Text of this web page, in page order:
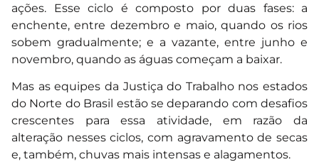
ações. Esse ciclo é composto por duas fases: a
enchente, entre dezembro e maio, quando os rios
sobem gradualmente; e a vazante, entre junho e
novembro, quando as águas começam a baixar.
Mas as equipes da Justiça do Trabalho nos estados
do Norte do Brasil estão se deparando com desafios
crescentes para essa atividade, em razão da
alteração nesses ciclos, com agravamento de secas
e, também, chuvas mais intensas e alagamentos.